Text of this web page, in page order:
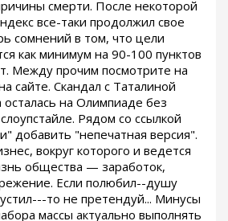
смерти. После некоторой
все-таки продолжил свое
сомнений в том, что цели
как минимум на 90-100 пунктов
Между прочим посмотрите на
сайте. Скандал с Таталиной
осталась на Олимпиаде без
Рядом со ссылкой
добавить "непечатная версия".
вокруг которого и ведется
общества — заработок,
Если полюбил--душу
то не претендуй... Минусы
массы актуально выполнять